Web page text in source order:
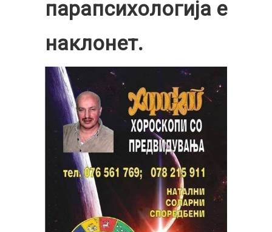
парапсихологија е
наклонет.